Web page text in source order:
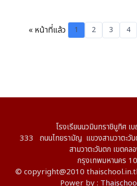
« หน้าที่แล้ว 1 2 3 4
โรงเรียนนวมินทราชินูทิศ เ
333 ถนนไทยรามัญ แขวงสามวาตะวัน
สามวาตะวันตก เขตคล
กรุงเทพมหานคร
© copyright@2010
Power by :